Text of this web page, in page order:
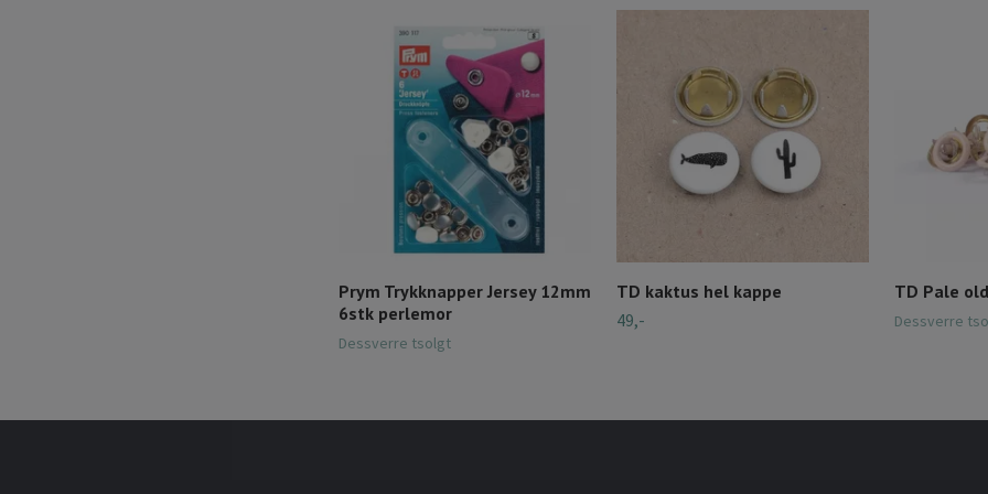
Prym Trykknapper Jersey 12mm
6stk perlemor
Dessverre tsolgt
TD kaktus hel kappe
49,-
TD Pale
Dessverre